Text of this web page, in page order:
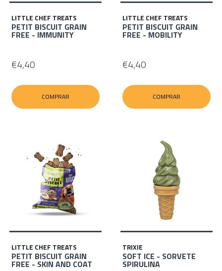
LITTLE CHEF TREATS
PETIT BISCUIT GRAIN
FREE - IMMUNITY
€4,40
COMPRAR
LITTLE CHEF TREATS
PETIT BISCUIT GRAIN
FREE - MOBILITY
€4,40
COMPRAR
LITTLE CHEF TREATS
PETIT BISCUIT GRAIN
FREE - SKIN AND COAT
TRIXIE
SOFT ICE - SORVETE
SPIRULINA